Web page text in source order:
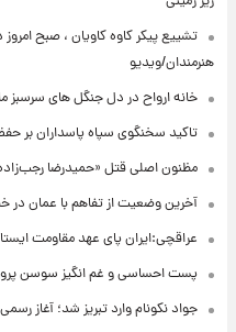
تشییع پیکر کاوه کاویان ، صبح امروز
هنرمندان/ویدیو
خانه ارواح در دل جنگل های سرسبز
تاکید سخنگوی سپاه پاسداران بر حفظ
مظنون اصلی قتل «حمیدرضا
آخرین وضعیت از تفاهم با عمان در
عراقچی:ایران پای عهد مقاومت
پست احساسی و غم انگیز سوسن پرور
جواد نکونام وارد تبریز شد؛ آغاز رسمی